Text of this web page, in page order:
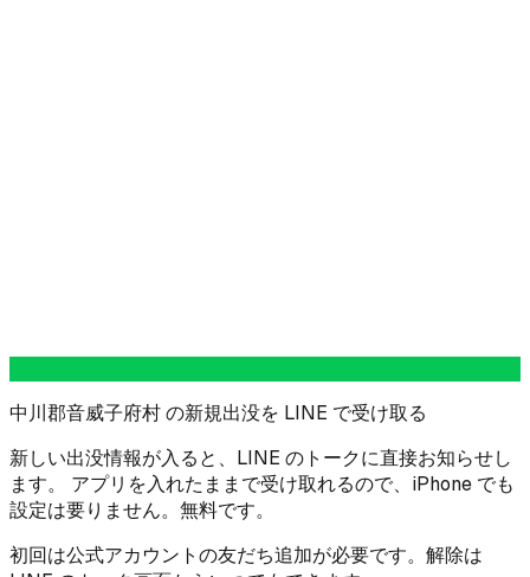
中川郡音威子府村 の新規出没を LINE で受け取る
新しい出没情報が入ると、LINE のトークに直接お知らせし
ます。 アプリを入れたままで受け取れるので、iPhone でも
設定は要りません。無料です。
初回は公式アカウントの友だち追加が必要です。解除は